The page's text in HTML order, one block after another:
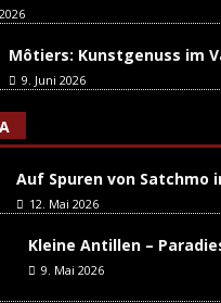
Môtiers: Kunstgenuss im
9. Juni 2026
Auf Spuren von Satchmo
12. Mai 2026
Kleine Antillen –
9. Mai 2026